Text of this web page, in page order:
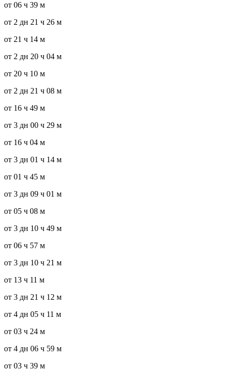
от 06 ч 39 м
от 2 дн 21 ч 26 м
от 21 ч 14 м
от 2 дн 20 ч 04 м
от 20 ч 10 м
от 2 дн 21 ч 08 м
от 16 ч 49 м
от 3 дн 00 ч 29 м
от 16 ч 04 м
от 3 дн 01 ч 14 м
от 01 ч 45 м
от 3 дн 09 ч 01 м
от 05 ч 08 м
от 3 дн 10 ч 49 м
от 06 ч 57 м
от 3 дн 10 ч 21 м
от 13 ч 11 м
от 3 дн 21 ч 12 м
от 4 дн 05 ч 11 м
от 03 ч 24 м
от 4 дн 06 ч 59 м
от 03 ч 39 м